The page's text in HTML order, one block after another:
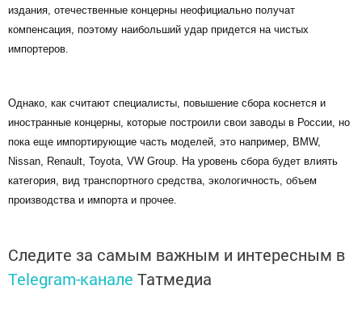
издания, отечественные концерны неофициально получат
компенсация, поэтому наибольший удар придется на чистых
импортеров.
Однако, как считают специалисты, повышение сбора коснется и
иностранные концерны, которые построили свои заводы в России, но
пока еще импортирующие часть моделей, это например, BMW,
Nissan, Renault, Toyota, VW Group. На уровень сбора будет влиять
категория, вид транспортного средства, экологичность, объем
производства и импорта и прочее.
Следите за самым важным и интересным в
Telegram-канале Татмедиа